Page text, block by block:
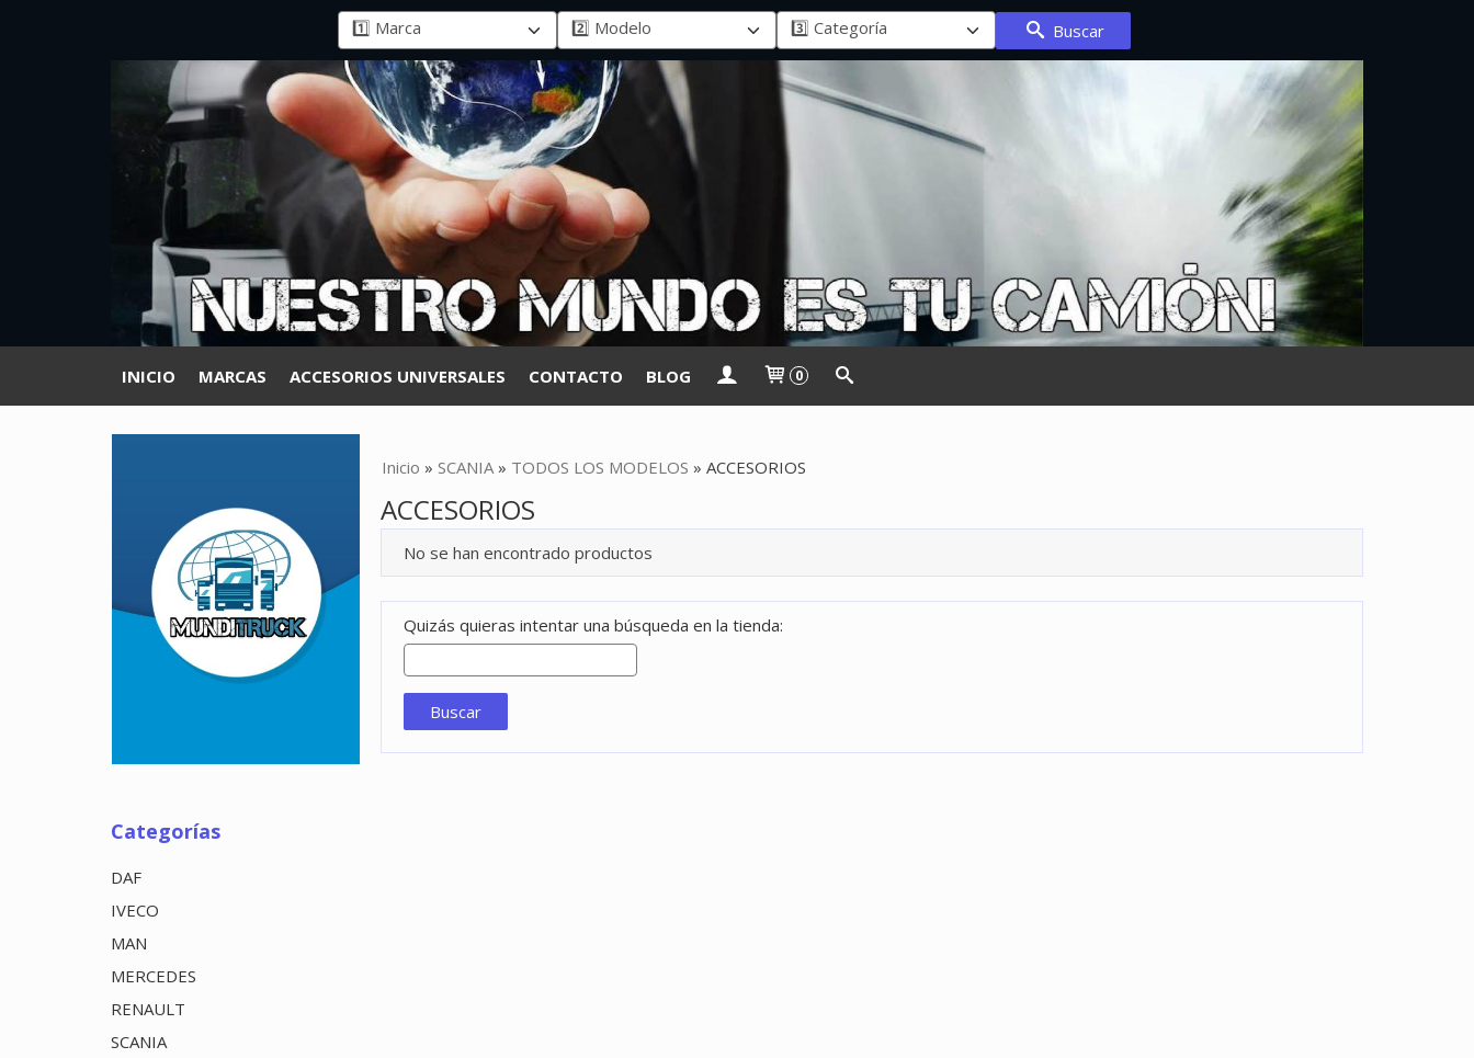
Buscar
INICIO MARCAS ACCESORIOS UNIVERSALES CONTACTO BLOG 0
Categorías
DAF
IVECO
MAN
MERCEDES
RENAULT
SCANIA
Inicio » SCANIA» TODOS LOS MODELOS » ACCESORIOS
ACCESORIOS
No se han encontrado productos
Quizás quieras intentar una búsqueda en la tienda: